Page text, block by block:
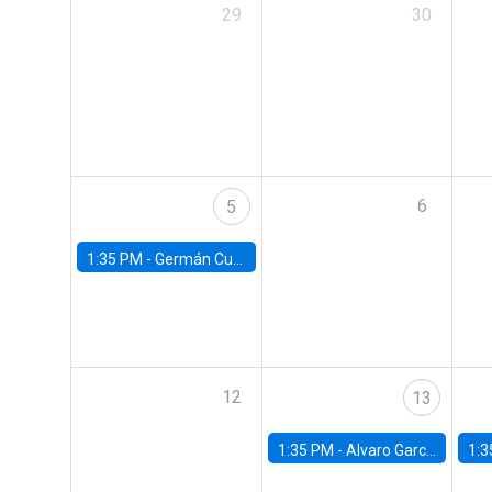
29 30
5
1:35 PM - Germán Cubas, University of Houston
6
12 13
1:35 PM - Alvaro Garcia-Marin, Universidad de Los Andes